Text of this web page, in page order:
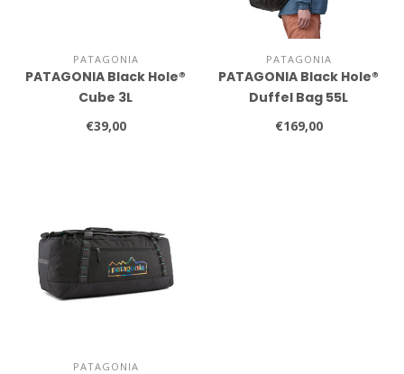
PATAGONIA
PATAGONIA Black Hole®
Cube 3L
€39,00
PATAGONIA
PATAGONIA Black Hole®
Duffel Bag 55L
€169,00
PATAGONIA